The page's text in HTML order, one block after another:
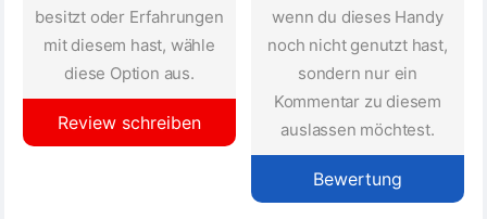
besitzt oder Erfahrungen
mit diesem hast, wähle
diese Option aus.
Review schreiben
wenn du dieses Handy
noch nicht genutzt hast,
sondern nur ein
Kommentar zu diesem
auslassen möchtest.
Bewertung